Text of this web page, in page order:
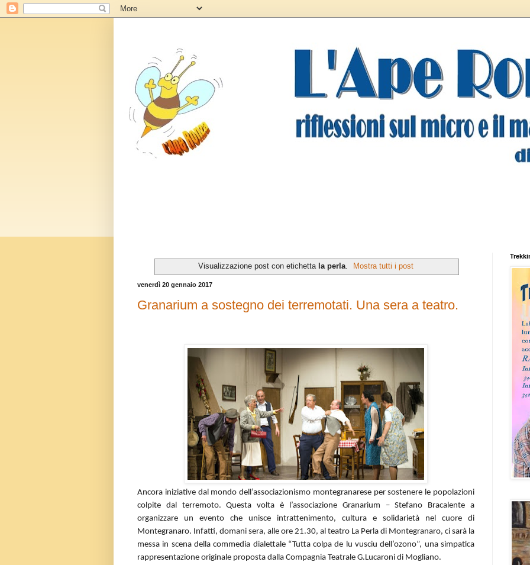
Visualizzazione post con etichetta la perla. Mostra tutti i post
venerdì 20 gennaio 2017
Granarium a sostegno dei terremotati. Una sera a teatro.
Ancora iniziative dal mondo dell’associazionismo montegranarese per sostenere le popolazioni
colpite dal terremoto. Questa volta è l’associazione Granarium – Stefano Bracalente a
organizzare un evento che unisce intrattenimento, cultura e solidarietà nel cuore di
Montegranaro. Infatti, domani sera, alle ore 21.30, al teatro La Perla di Montegranaro, ci sarà la
messa in scena della commedia dialettale “Tutta colpa de lu vusciu dell’ozono”, una simpatica
rappresentazione originale proposta dalla Compagnia Teatrale G.Lucaroni di Mogliano.